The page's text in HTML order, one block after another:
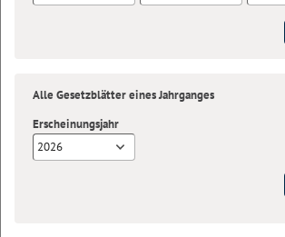
Alle Gesetzblätter eines Jahrganges
Erscheinungsjahr
2026